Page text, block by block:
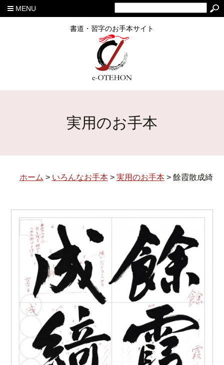
MENU
書道・習字のお手本サイト
実用のお手本
ホーム > いろんなお手本> 実用のお手本> 餘霞散成綺